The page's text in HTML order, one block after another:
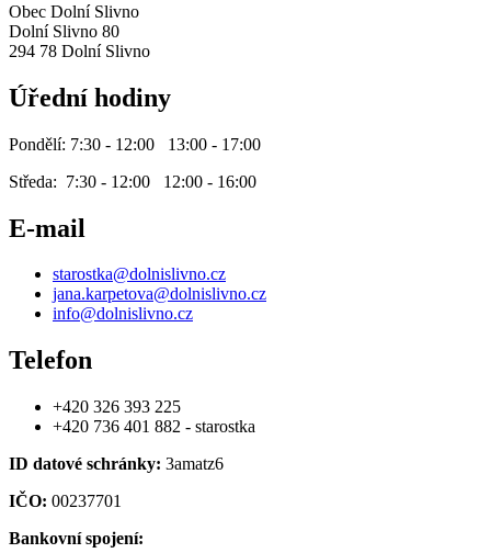
Obec Dolní Slivno
Dolní Slivno 80
294 78 Dolní Slivno
Úřední hodiny
Pondělí: 7:30 - 12:00 13:00 - 17:00
Středa: 7:30 - 12:00 12:00 - 16:00
E-mail
starostka@dolnislivno.cz
jana.karpetova@dolnislivno.cz
info@dolnislivno.cz
Telefon
+420 326 393 225
+420 736 401 882 - starostka
ID datové schránky: 3amatz6
IČO: 00237701
Bankovní spojení: